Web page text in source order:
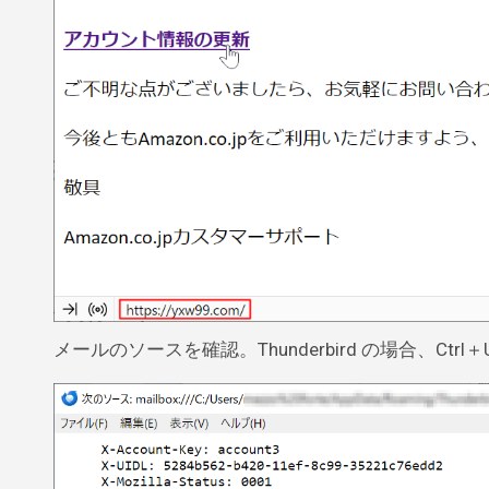
メールのソースを確認。Thunderbird の場合、Ctrl＋